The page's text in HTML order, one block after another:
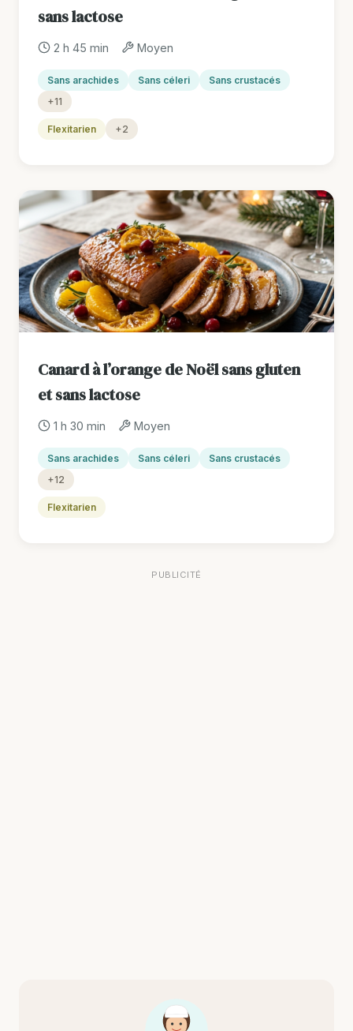
sans lactose
2 h 45 min Moyen
Sans arachides Sans céleri
Sans crustacés
+11
Flexitarien +2
Canard à l’orange de Noël sans gluten
et sans lactose
1 h 30 min Moyen
Sans arachides Sans céleri
Sans crustacés
+12
Flexitarien
PUBLICITÉ